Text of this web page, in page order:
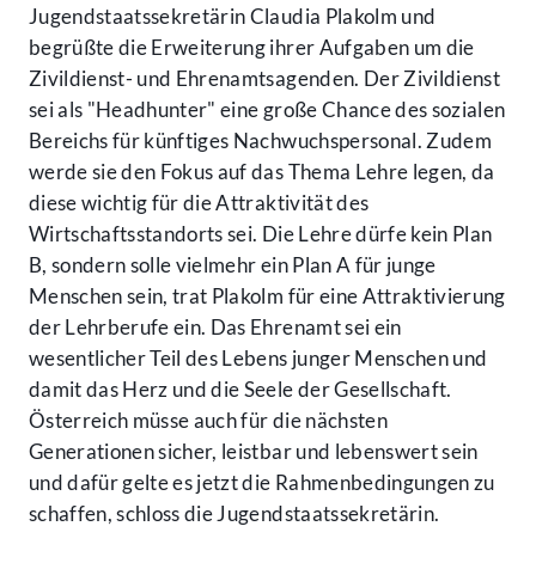
Jugendstaatssekretärin Claudia Plakolm und
begrüßte die Erweiterung ihrer Aufgaben um die
Zivildienst- und Ehrenamtsagenden. Der Zivildienst
sei als "Headhunter" eine große Chance des sozialen
Bereichs für künftiges Nachwuchspersonal. Zudem
werde sie den Fokus auf das Thema Lehre legen, da
diese wichtig für die Attraktivität des
Wirtschaftsstandorts sei. Die Lehre dürfe kein Plan
B, sondern solle vielmehr ein Plan A für junge
Menschen sein, trat Plakolm für eine Attraktivierung
der Lehrberufe ein. Das Ehrenamt sei ein
wesentlicher Teil des Lebens junger Menschen und
damit das Herz und die Seele der Gesellschaft.
Österreich müsse auch für die nächsten
Generationen sicher, leistbar und lebenswert sein
und dafür gelte es jetzt die Rahmenbedingungen zu
schaffen, schloss die Jugendstaatssekretärin.